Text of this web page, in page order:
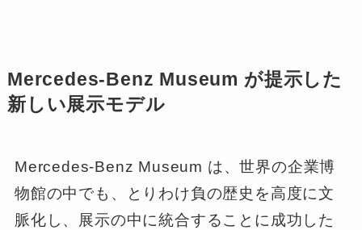
Mercedes-Benz Museum が提示した
新しい展示モデル
Mercedes-Benz Museum は、世界の企業博
物館の中でも、とりわけ負の歴史を高度に文
脈化し、展示の中に統合することに成功した